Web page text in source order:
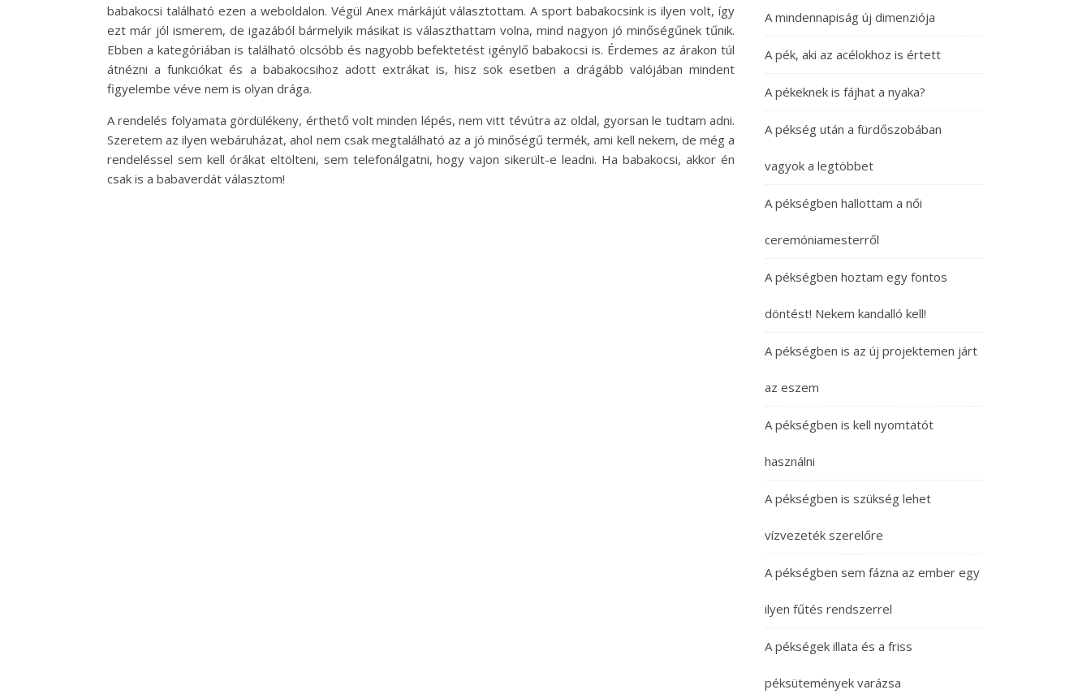
babakocsi található ezen a weboldalon. Végül Anex márkájút választottam. A sport babakocsink is ilyen volt, így
ezt már jól ismerem, de igazából bármelyik másikat is választhattam volna, mind nagyon jó minőségűnek tűnik.
Ebben a kategóriában is található olcsóbb és nagyobb befektetést igénylő babakocsi is. Érdemes az árakon túl
átnézni a funkciókat és a babakocsihoz adott extrákat is, hisz sok esetben a drágább valójában mindent
figyelembe véve nem is olyan drága.
A rendelés folyamata gördülékeny, érthető volt minden lépés, nem vitt tévútra az oldal, gyorsan le tudtam adni.
Szeretem az ilyen webáruházat, ahol nem csak megtalálható az a jó minőségű termék, ami kell nekem, de még a
rendeléssel sem kell órákat eltölteni, sem telefonálgatni, hogy vajon sikerült-e leadni. Ha babakocsi, akkor én
csak is a babaverdát választom!
A mindennapiság új dimenziója
A pék, aki az acélokhoz is értett
A pékeknek is fájhat a nyaka?
A pékség után a fürdőszobában
vagyok a legtöbbet
A pékségben hallottam a női
ceremóniamesterről
A pékségben hoztam egy fontos
döntést! Nekem kandalló kell!
A pékségben is az új projektemen járt
az eszem
A pékségben is kell nyomtatót
használni
A pékségben is szükség lehet
vízvezeték szerelőre
A pékségben sem fázna az ember egy
ilyen fűtés rendszerrel
A pékségek illata és a friss
péksütemények varázsa